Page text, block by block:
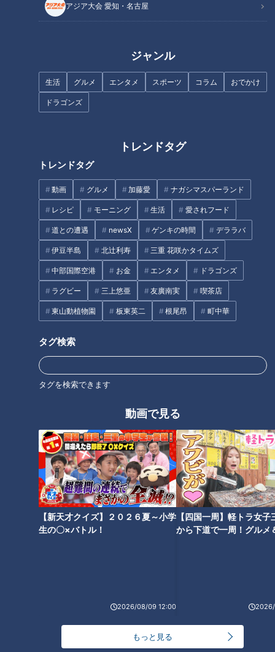
アジア大会 愛知・名古屋
ジャンル
生活 グルメ エンタメ スポーツ コラム おでかけ
ドラゴンズ
トレンドタグ
トレンドタグ
動画 グルメ 加藤愛 ナガシマスパーランド
レシピ モーニング 生活 愛されフード
道との遭遇 newsX ゲンキの時間 デララバ
伊豆半島 北辻利寿 三重 花咲かタイムズ
中部国際空港 お金 エンタメ ドラゴンズ
ラグビー 三上悠亜 友廣南実 喫茶店
東山動植物園 板東英二 根尾昂 町中華
タグ検索
タグを検索できます
動画で見る
【新天才クイズ】２０２６夏～小学
生の〇×バトル！
2026/08/09 12:00
【四国一周】軽トラ女子
から下道で一周！グルメ
もっと見る
べるべき東海3県の町中華とは
（前編）
デララバが調査！ 名古屋名物
「きしめん住よし」の人気メニ
ューランキングで1位に輝いたの
石井アナは中日、阪神どっちの
ほぼ三重・津市 白山町だけ愛さ
れフード『大海老フライ定食』
をいただきます！【愛されフー
女性が年収を公開すると成婚率
は“約2倍”？結婚相談所で起きて
いる“年収開示”のリアル
タグ
中日ドラゴンズ
サンドラを観られなかった全国のドラ友と共有したい番組のコト
スタジオ出演
週間